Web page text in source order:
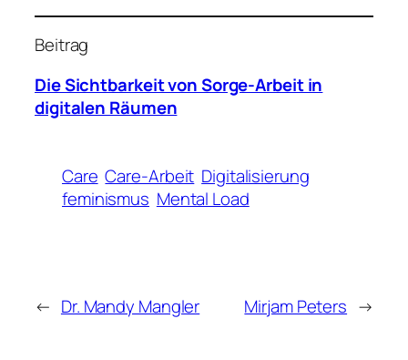
Beitrag
Die Sichtbarkeit von Sorge-Arbeit in
digitalen Räumen
Care Care-Arbeit Digitalisierung
feminismus Mental Load
← Dr. Mandy Mangler Mirjam Peters →